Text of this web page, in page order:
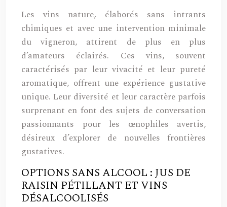
Les vins nature, élaborés sans intrants
chimiques et avec une intervention minimale
du vigneron, attirent de plus en plus
d’amateurs éclairés. Ces vins, souvent
caractérisés par leur vivacité et leur pureté
aromatique, offrent une expérience gustative
unique. Leur diversité et leur caractère parfois
surprenant en font des sujets de conversation
passionnants pour les œnophiles avertis,
désireux d’explorer de nouvelles frontières
gustatives.
OPTIONS SANS ALCOOL : JUS DE
RAISIN PÉTILLANT ET VINS
DÉSALCOOLISÉS